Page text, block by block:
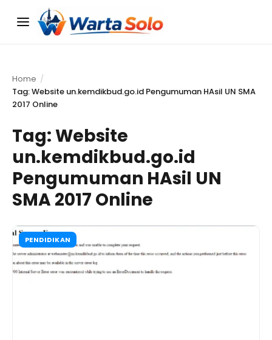
Menu
Home
Tag: Website un.kemdikbud.go.id Pengumuman HAsil UN SMA
2017 Online
Tag:Website
un.kemdikbud.go.id
Pengumuman HAsil UN
SMA 2017 Online
PENDIDIKAN